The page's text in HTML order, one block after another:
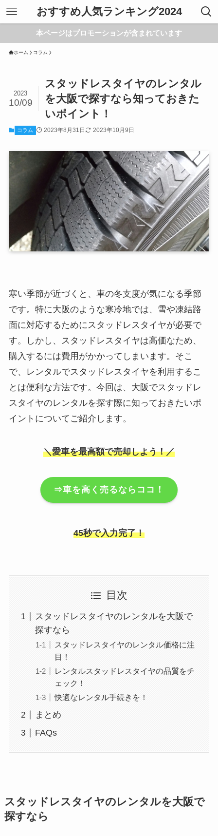
おすすめ人気ランキング2024
本ページはプロモーションが含まれています
ホーム コラム
スタッドレスタイヤのレンタル
を大阪で探すなら知っておきた
いポイント！
2023
10/09
コラム 2023年8月31日 2023年10月9日
寒い季節が近づくと、車の冬支度が気になる季節
です。特に大阪のような寒冷地では、雪や凍結路
面に対応するためにスタッドレスタイヤが必要で
す。しかし、スタッドレスタイヤは高価なため、
購入するには費用がかかってしまいます。そこ
で、レンタルでスタッドレスタイヤを利用するこ
とは便利な方法です。今回は、大阪でスタッドレ
スタイヤのレンタルを探す際に知っておきたいポ
イントについてご紹介します。
＼愛車を最高額で売却しよう！／
⇒車を高く売るならココ！
45秒で入力完了！
目次
スタッドレスタイヤのレンタルを大阪で
探すなら
スタッドレスタイヤのレンタル価格に注
目！
レンタルスタッドレスタイヤの品質をチ
ェック！
快適なレンタル手続きを！
まとめ
FAQs
スタッドレスタイヤのレンタルを大阪で
探すなら